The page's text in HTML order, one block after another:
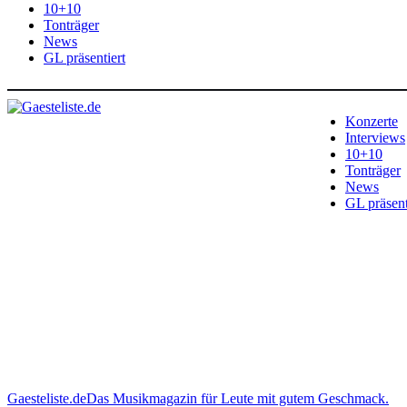
10+10
Tonträger
News
GL präsentiert
Konzerte
Interviews
10+10
Tonträger
News
GL
Gaesteliste.deDas Musikmagazin für Leute mit gutem Geschmack.